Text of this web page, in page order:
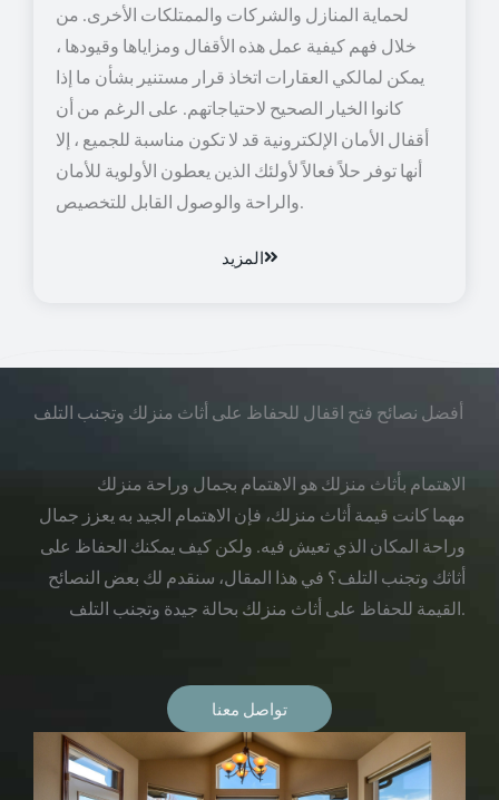
لحماية المنازل والشركات والممتلكات الأخرى. من
خلال فهم كيفية عمل هذه الأقفال ومزاياها وقيودها ،
يمكن لمالكي العقارات اتخاذ قرار مستنير بشأن ما إذا
كانوا الخيار الصحيح لاحتياجاتهم. على الرغم من أن
أقفال الأمان الإلكترونية قد لا تكون مناسبة للجميع ، إلا
أنها توفر حلاً فعالاً لأولئك الذين يعطون الأولوية للأمان
والراحة والوصول القابل للتخصيص.
المزيد
أفضل نصائح فتح اقفال للحفاظ على أثاث منزلك وتجنب التلف
الاهتمام بأثاث منزلك هو الاهتمام بجمال وراحة منزلك
مهما كانت قيمة أثاث منزلك، فإن الاهتمام الجيد به يعزز جمال
وراحة المكان الذي تعيش فيه. ولكن كيف يمكنك الحفاظ على
أثاثك وتجنب التلف؟ في هذا المقال، سنقدم لك بعض النصائح
القيمة للحفاظ على أثاث منزلك بحالة جيدة وتجنب التلف.
تواصل معنا